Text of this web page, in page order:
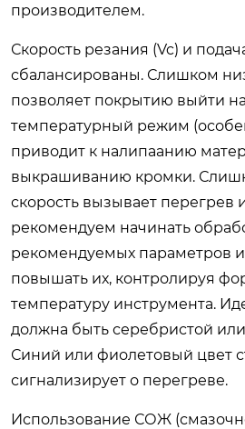
производителем.
Скорость резания (Vc) и
сбалансированы. Слишком
позволяет покрытию выйти
температурный режим
приводит к налипаанию
выкрашиванию кромки.
скорость вызывает перегрев
рекомендуем начинать
рекомендуемых параметров
повышать их, контролируя
температуру инструмента.
должна быть серебристой
Синий или фиолетовый цвет
сигнализирует о перегреве.
Использование СОЖ